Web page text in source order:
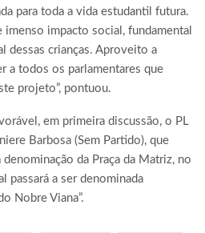
para toda a vida estudantil futura.
imenso impacto social, fundamental
dessas crianças. Aproveito a
a todos os parlamentares que
projeto”, pontuou.
em primeira discussão, o PL
Barbosa (Sem Partido), que
da Praça da Matriz, no
passará a ser denominada
Nobre Viana”.